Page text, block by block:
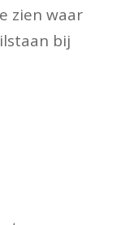
zien waar
bij